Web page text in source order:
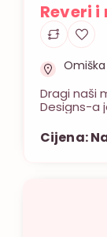
Reveri
Omiška
Dragi naši
Designs-a
puno
proizvodi
Cijena: